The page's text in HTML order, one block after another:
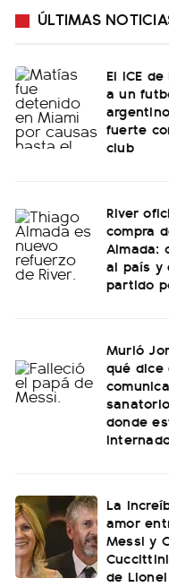
ÚLTIMAS
El ICE
a un
fuerte
club
River
compra
Almada:
al país y
partido
Murió
qué dice
donde
La
amor
Messi y
de